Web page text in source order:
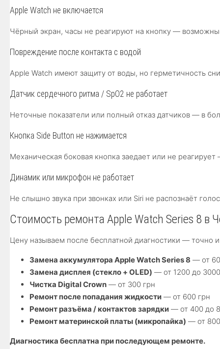
Apple Watch не включается
Чёрный экран, часы не реагируют на кнопку —
Повреждение после контакта с водой
Apple Watch имеют защиту от воды, но герметичность
Датчик сердечного ритма / SpO2 не работает
Неточные показатели или полный отказ датчиков — в
Кнопка Side Button не нажимается
Механическая боковая кнопка заедает или не
Динамик или микрофон не работает
Не слышно звука при звонках или Siri не распознаёт
Стоимость ремонта Apple Watch Series 8 в
Цену называем после бесплатной диагностики — точно
Замена аккумулятора Apple Watch Series 8 — от
Замена дисплея (стекло + OLED) — от 1200 до
Чистка Digital Crown — от 300 грн
Ремонт после попадания жидкости — от 600 грн
Ремонт разъёма / контактов зарядки — от 400 до
Ремонт материнской платы (микропайка) — от
Диагностика бесплатна при последующем ремонте.